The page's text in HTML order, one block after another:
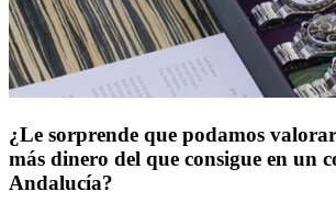
¿Le sorprende que podamos
más dinero del que consigue en un
Andalucía?